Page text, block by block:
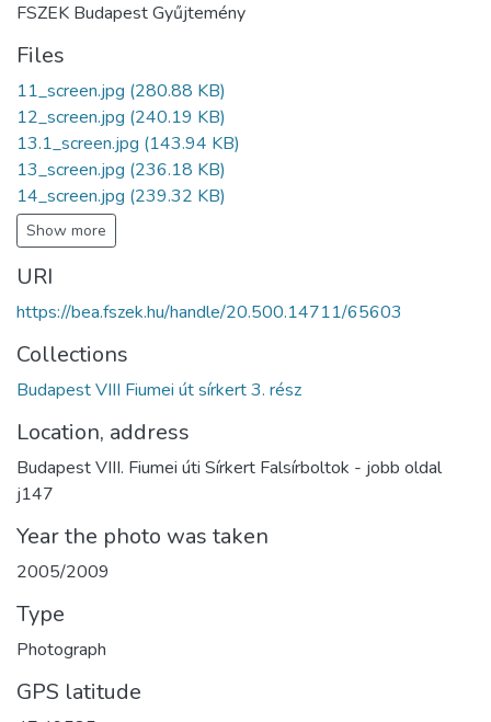
FSZEK Budapest Gyűjtemény
Files
11_screen.jpg (280.88 KB)
12_screen.jpg (240.19 KB)
13.1_screen.jpg (143.94 KB)
13_screen.jpg (236.18 KB)
14_screen.jpg (239.32 KB)
Show more
URI
https://bea.fszek.hu/handle/20.500.14711/65603
Collections
Budapest VIII Fiumei út sírkert 3. rész
Location, address
Budapest VIII. Fiumei úti Sírkert Falsírboltok - jobb oldal
j147
Year the photo was taken
2005/2009
Type
Photograph
GPS latitude